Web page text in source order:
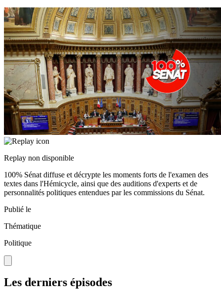
Replay non disponible
100% Sénat diffuse et décrypte les moments forts de l'examen des
textes dans l'Hémicycle, ainsi que des auditions d'experts et de
personnalités politiques entendues par les commissions du Sénat.
Publié le
Thématique
Politique
Les derniers épisodes